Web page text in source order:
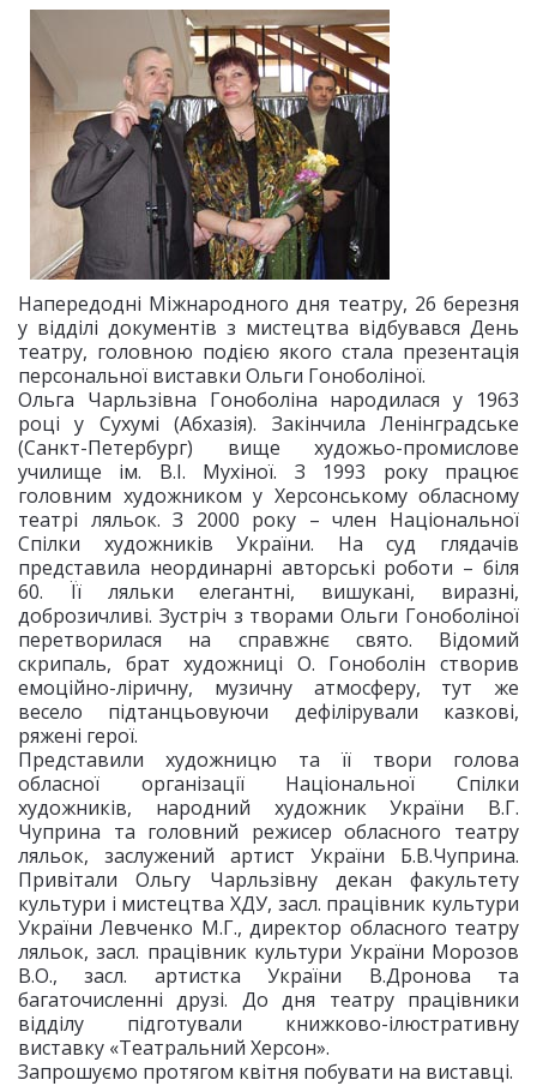
Напередодні Міжнародного дня театру, 26 березня
у відділі документів з мистецтва відбувався День
театру, головною подією якого стала презентація
персональної виставки Ольги Гоноболіної.
Ольга Чарльзівна Гоноболіна народилася у 1963
році у Сухумі (Абхазія). Закінчила Ленінградське
(Санкт-Петербург) вище художьо-промислове
училище ім. В.І. Мухіної. З 1993 року працює
головним художником у Херсонському обласному
театрі ляльок. З 2000 року – член Національної
Спілки художників України. На суд глядачів
представила неординарні авторські роботи – біля
60. Її ляльки елегантні, вишукані, виразні,
доброзичливі. Зустріч з творами Ольги Гоноболіної
перетворилася на справжнє свято. Відомий
скрипаль, брат художниці О. Гоноболін створив
емоційно-ліричну, музичну атмосферу, тут же
весело підтанцьовуючи дефілірували казкові,
ряжені герої.
Представили художницю та її твори голова
обласної організації Національної Спілки
художників, народний художник України В.Г.
Чуприна та головний режисер обласного театру
ляльок, заслужений артист України Б.В.Чуприна.
Привітали Ольгу Чарльзівну декан факультету
культури і мистецтва ХДУ, засл. працівник культури
України Левченко М.Г., директор обласного театру
ляльок, засл. працівник культури України Морозов
В.О., засл. артистка України В.Дронова та
багаточисленні друзі. До дня театру працівники
відділу підготували книжково-ілюстративну
виставку «Театральний Херсон».
Запрошуємо протягом квітня побувати на виставці.